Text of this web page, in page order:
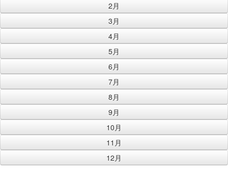
2月
3月
4月
5月
6月
7月
8月
9月
10月
11月
12月